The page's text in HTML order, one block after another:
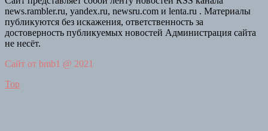
news.rambler.ru, yandex.ru, newsru.com и lenta.ru . Материалы
публикуются без искажения, ответственность за
достоверность публикуемых новостей Администрация сайта
не несёт.
Сайт от bmb1 @ 2021
Top